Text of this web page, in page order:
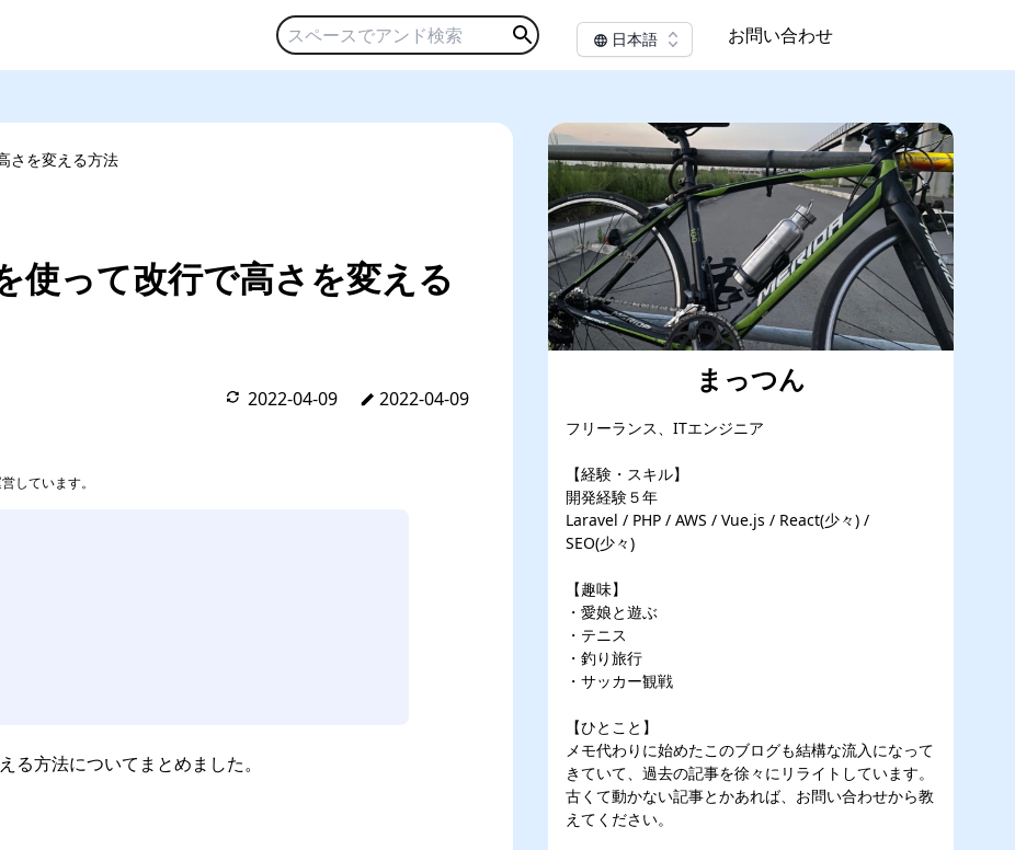
日本語 お問い合わせ
さを変える方法
って改行で高さを変える
2022-04-09 2022-04-09
しています。
方法についてまとめました。
まっつん
フリーランス、ITエンジニア
【経験・スキル】
開発経験５年
Laravel / PHP / AWS / Vue.js / React(少々) /
SEO(少々)
【趣味】
・愛娘と遊ぶ
・テニス
・釣り旅行
・サッカー観戦
【ひとこと】
メモ代わりに始めたこのブログも結構な流入になって
きていて、過去の記事を徐々にリライトしています。
古くて動かない記事とかあれば、お問い合わせから教
えてください。